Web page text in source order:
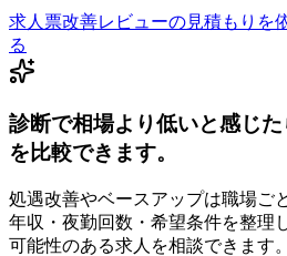
求人票改善レビューの見積もりを
る
診断で相場より低いと感じ
を比較できます。
処遇改善やベースアップは職場ご
年収・夜勤回数・希望条件を整理
可能性のある求人を相談できます。